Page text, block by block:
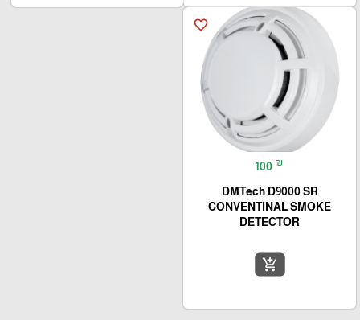
favorite_border
100 ₪
DMTech D9000 SR
CONVENTINAL SMOKE
DETECTOR
add_shopping_cart